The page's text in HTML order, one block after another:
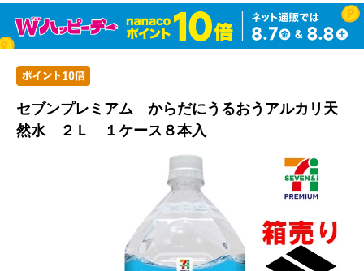
セブンプレミアム からだにうるおうアルカリ天
然水 ２Ｌ １ケース８本入